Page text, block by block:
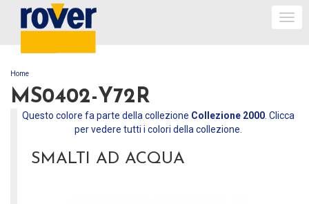
TU SEI QUI
Home
MS0402-Y72R
Questo colore fa parte della collezione Collezione 2000. Clicca
per vedere tutti i colori della collezione.
SMALTI AD ACQUA